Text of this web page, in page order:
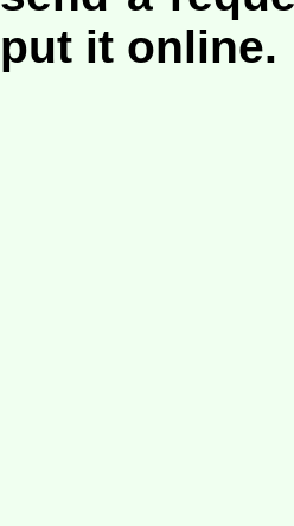
put it online.